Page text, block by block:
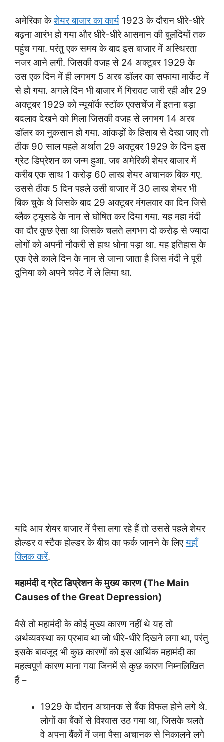
अमेरिका केशेयर बाजार का कार्य 1923 के दौरान धीरे-धीरे
बढ़ना आरंभ हो गया और धीरे-धीरे आसमान की बुलंदियों तक
पहुंच गया. परंतु एक समय के बाद इस बाजार में अस्थिरता
नजर आने लगी. जिसकी वजह से 24 अक्टूबर 1929 के
उस एक दिन में ही लगभग 5 अरब डॉलर का सफाया मार्केट में
से हो गया. अगले दिन भी बाजार में गिरावट जारी रही और 29
अक्टूबर 1929 को न्यूयॉर्क स्टॉक एक्सचेंज में इतना बड़ा
बदलाव देखने को मिला जिसकी वजह से लगभग 14 अरब
डॉलर का नुकसान हो गया. आंकड़ों के हिसाब से देखा जाए तो
ठीक 90 साल पहले अर्थात 29 अक्टूबर 1929 के दिन इस
ग्रेट डिप्रेशन का जन्म हुआ. जब अमेरिकी शेयर बाजार में
करीब एक साथ 1 करोड़ 60 लाख शेयर अचानक बिक गए.
उससे ठीक 5 दिन पहले उसी बाजार में 30 लाख शेयर भी
बिक चुके थे जिसके बाद 29 अक्टूबर मंगलवार का दिन जिसे
ब्लैक ट्यूसडे के नाम से घोषित कर दिया गया. यह महा मंदी
का दौर कुछ ऐसा था जिसके चलते लगभग दो करोड़ से ज्यादा
लोगों को अपनी नौकरी से हाथ धोना पड़ा था. यह इतिहास के
एक ऐसे काले दिन के नाम से जाना जाता है जिस मंदी ने पूरी
दुनिया को अपने चपेट में ले लिया था.
यदि आप शेयर बाजार में पैसा लगा रहे हैं तो उससे पहले शेयर
होल्डर व स्टैक होल्डर के बीच का फर्क जानने के लिएयहाँ
क्लिक करें.
महामंदी द ग्रेट डिप्रेशन के मुख्य कारण (The Main
Causes of the Great Depression)
वैसे तो महामंदी के कोई मुख्य कारण नहीं थे यह तो
अर्थव्यवस्था का प्रभाव था जो धीरे-धीरे दिखने लगा था, परंतु
इसके बावजूद भी कुछ कारणों को इस आर्थिक महामंदी का
महत्वपूर्ण कारण माना गया जिनमें से कुछ कारण निम्नलिखित
हैं –
1929 के दौरान अचानक से बैंक विफल होने लगे थे.
लोगों का बैंकों से विश्वास उठ गया था, जिसके चलते
वे अपना बैंकों में जमा पैसा अचानक से निकालने लगे